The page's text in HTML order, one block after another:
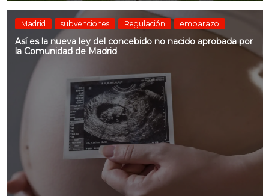
Madrid subvenciones Regulación embarazo
Así es la nueva ley del concebido no nacido aprobada por
la Comunidad de Madrid